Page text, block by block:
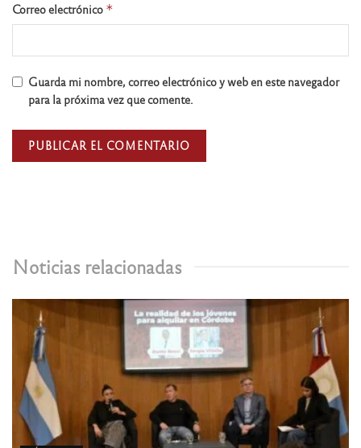
Noticias relacionadas
Correo electrónico *
Guarda mi nombre, correo electrónico y web en este navegador
para la próxima vez que comente.